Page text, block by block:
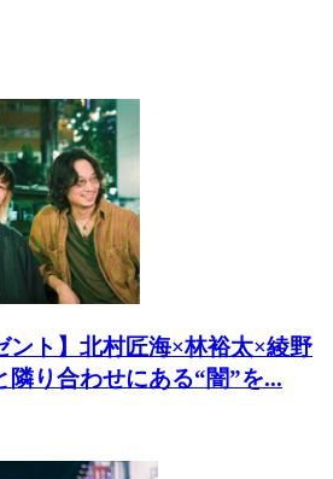
ント】北村匠海×林裕太×綾野
隣り合わせにある“闇”を...